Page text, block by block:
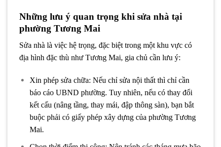
Những lưu ý quan trọng khi sửa nhà tại
phường Tương Mai
Sửa nhà là việc hệ trọng, đặc biệt trong một khu vực có
địa hình đặc thù như Tương Mai, gia chủ cần lưu ý:
Xin phép sửa chữa: Nếu chỉ sửa nội thất thì chỉ cần
báo cáo UBND phường. Tuy nhiên, nếu có thay đổi
kết cấu (nâng tầng, thay mái, đập thông sàn), bạn bắt
buộc phải có giấy phép xây dựng của phường Tương
Mai.